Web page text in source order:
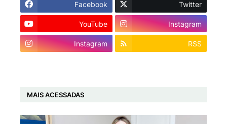
Facebook Twitter
YouTube Instagram
Instagram RSS
MAIS ACESSADAS